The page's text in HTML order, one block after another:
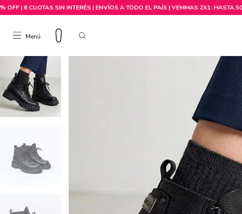
Menú Comprar por talle